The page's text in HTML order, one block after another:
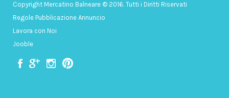
Copyright Mercatino Balneare © 2016. Tutti i Diritti Riservati
Regole Pubblicazione Annuncio
Lavora con Noi
Jooble